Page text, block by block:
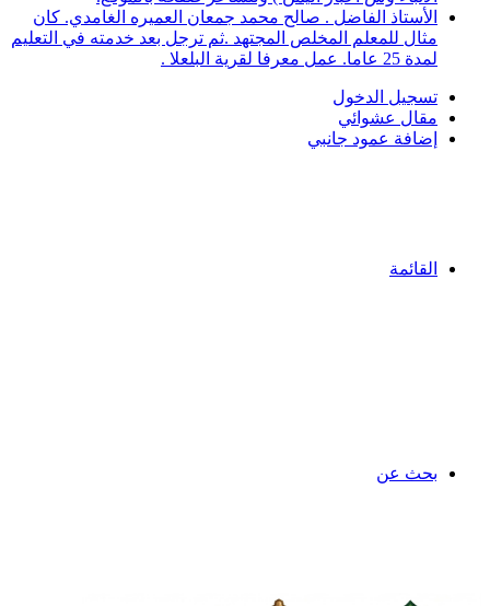
الأستاذ الفاضل . صالح محمد جمعان العميره الغامدي. كان
مثال للمعلم المخلص المجتهد .ثم ترجل بعد خدمته في التعليم
لمدة 25 عاما. عمل معرفا لقرية البلعلا .
تسجيل الدخول
مقال عشوائي
إضافة عمود جانبي
القائمة
بحث عن